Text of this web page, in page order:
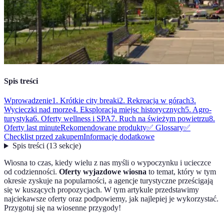
Spis treści
Wprowadzenie1. Krótkie city breaki2. Rekreacja w górach3.
Wycieczki nad morze4. Eksploracja miejsc historycznych5. Agro-
turystyka6. Oferty wellness i SPA7. Ruch na świeżym powietrzu8.
Oferty last minuteRekomendowane produkty✅ Glossary✅
Checklist przed zakupemInformacje dodatkowe
Spis treści(13 sekcje)
Wiosna to czas, kiedy wielu z nas myśli o wypoczynku i ucieczce
od codzienności. Oferty wyjazdowe wiosna to temat, który w tym
okresie zyskuje na popularności, a agencje turystyczne prześcigają
się w kuszących propozycjach. W tym artykule przedstawimy
najciekawsze oferty oraz podpowiemy, jak najlepiej je wykorzystać.
Przygotuj się na wiosenne przygody!